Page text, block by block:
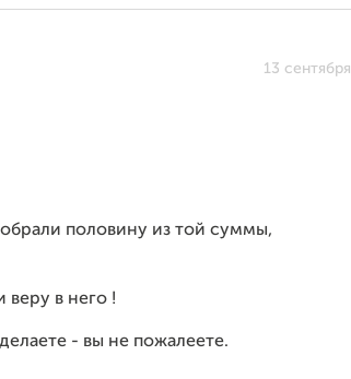
13 сентября
половину из той суммы,
в него !
- вы не пожалеете.